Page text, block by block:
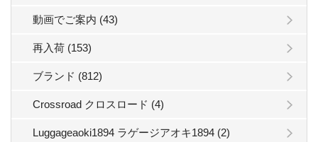
動画でご案内 (43)
再入荷 (153)
ブランド (812)
Crossroad クロスロード (4)
Luggageaoki1894 ラゲージアオキ1894 (2)